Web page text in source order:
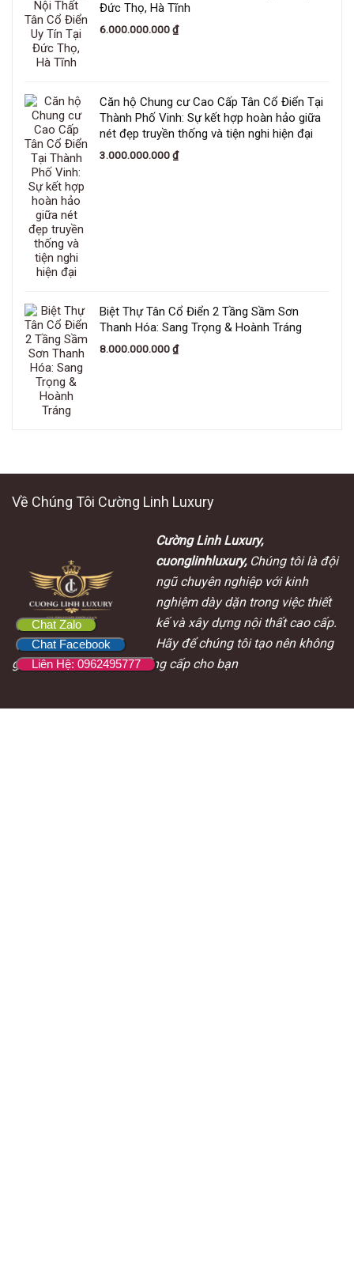
Đức Thọ, Hà Tĩnh
6.000.000.000₫
Căn hộ Chung cư Cao Cấp Tân Cổ Điển Tại
Thành Phố Vinh: Sự kết hợp hoàn hảo giữa
nét đẹp truyền thống và tiện nghi hiện đại
3.000.000.000₫
Biệt Thự Tân Cổ Điển 2 Tầng Sầm Sơn
Thanh Hóa: Sang Trọng & Hoành Tráng
8.000.000.000₫
Về Chúng Tôi Cường Linh Luxury
Cường Linh Luxury,
cuonglinhluxury, Chúng tôi là đội
ngũ chuyên nghiệp với kinh
nghiệm dày dặn trong việc thiết
kế và xây dựng nội thất cao cấp.
Hãy để chúng tôi tạo nên không
gian sống độc đáo và đẳng cấp cho bạn
Chat Zalo
Chat Facebook
Liên Hệ: 0962495777